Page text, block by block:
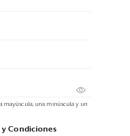
mayúscula, una minúscula y un
Condiciones